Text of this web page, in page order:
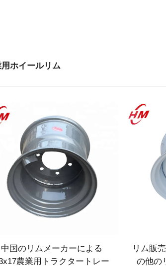
ホイールリム
中国のリムメーカーによる
農業用トラクタートレー
リム販
の他の